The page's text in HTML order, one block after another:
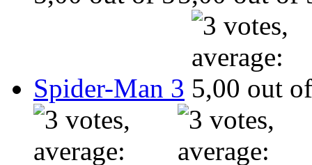
Spider-Man 3